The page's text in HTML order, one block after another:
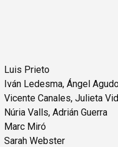
Luis Prieto
Iván Ledesma, Ángel
Vicente Canales, Julieta
Núria Valls, Adrián Guerra
Marc Miró
Sarah Webster